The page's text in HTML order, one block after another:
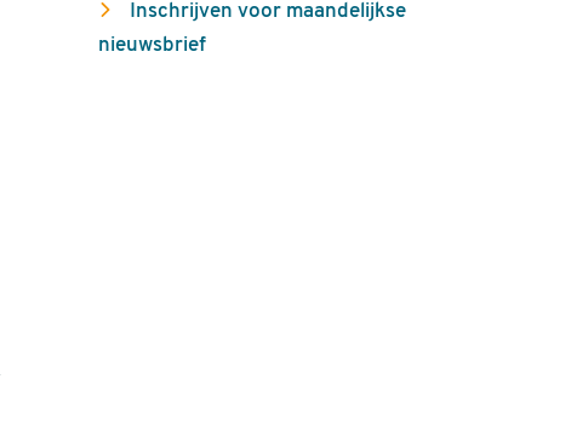
Inschrijven voor maandelijkse
nieuwsbrief